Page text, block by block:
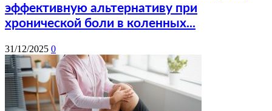
эффективную альтернативу при
хронической боли в коленных...
31/12/2025 0